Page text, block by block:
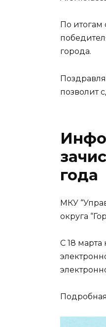
По
города.
позволит
года
МКУ
округа
С 18